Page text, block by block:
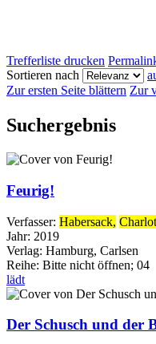
Trefferliste drucken
Sortieren nach
Zur ersten Seite blättern Zur
Suchergebnis
Feurig!
Verfasser: Habersack,
Jahr: 2019
Verlag: Hamburg, Carlsen
Reihe: Bitte nicht öffnen; 04
lädt
Der Schusch und der